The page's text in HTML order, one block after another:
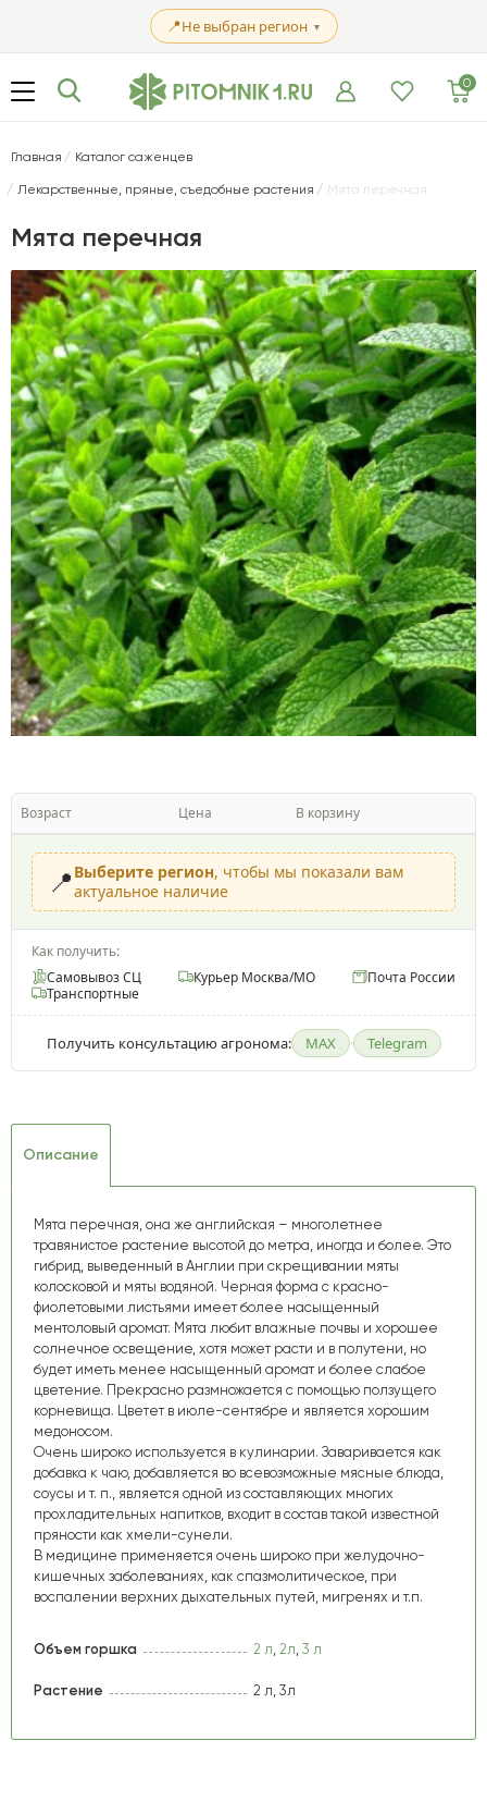
📍Не выбран регион ▼
0
Главная Каталог саженцев
Лекарственные, пряные, съедобные растения Мята перечная
Мята перечная
Возраст Цена В корзину
📍 Выберите регион, чтобы мы показали вам
актуальное наличие
Как получить:
Самовывоз СЦ
Курьер Москва/МО
Почта России
Транспортные
Получить консультацию агронома: MAX · Telegram
Описание
Мята перечная, она же английская – многолетнее
травянистое растение высотой до метра, иногда и более. Это
гибрид, выведенный в Англии при скрещивании мяты
колосковой и мяты водяной. Черная форма с красно-
фиолетовыми листьями имеет более насыщенный
ментоловый аромат. Мята любит влажные почвы и хорошее
солнечное освещение, хотя может расти и в полутени, но
будет иметь менее насыщенный аромат и более слабое
цветение. Прекрасно размножается с помощью ползущего
корневища. Цветет в июле-сентябре и является хорошим
медоносом.
Очень широко используется в кулинарии. Заваривается как
добавка к чаю, добавляется во всевозможные мясные блюда,
соусы и т. п., является одной из составляющих многих
прохладительных напитков, входит в состав такой известной
пряности как хмели-сунели.
В медицине применяется очень широко при желудочно-
кишечных заболеваниях, как спазмолитическое, при
воспалении верхних дыхательных путей, мигренях и т.п.
Объем горшка 2 л,2л,3 л
Растение 2 л, 3л